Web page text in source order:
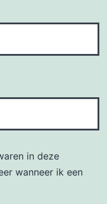
in deze
wanneer ik een